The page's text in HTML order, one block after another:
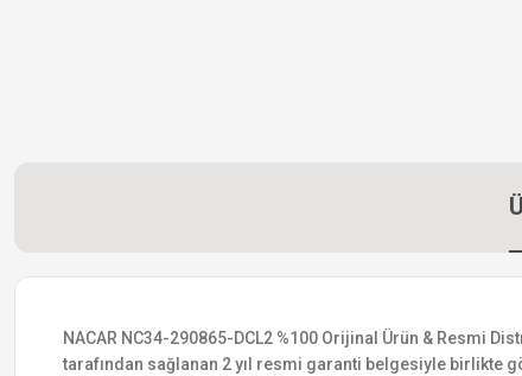
NACAR NC34-290865-DCL2 %100 Orijinal Ürün & Resmi
tarafından sağlanan 2 yıl resmi garanti belgesiyle birlikte